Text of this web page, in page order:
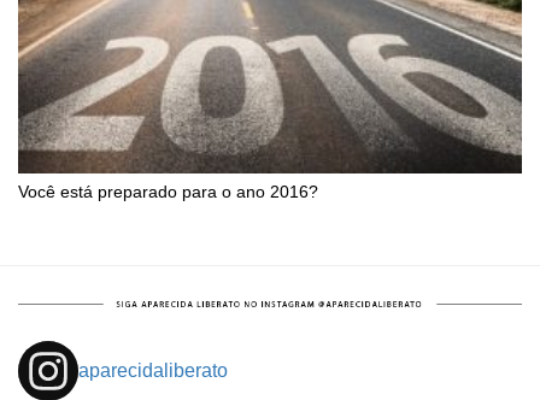
Você está preparado para o ano 2016?
aparecidaliberato